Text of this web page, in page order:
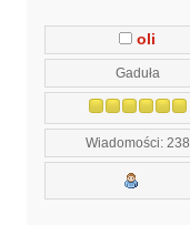
oli
Gaduła
Wiadomości: 238